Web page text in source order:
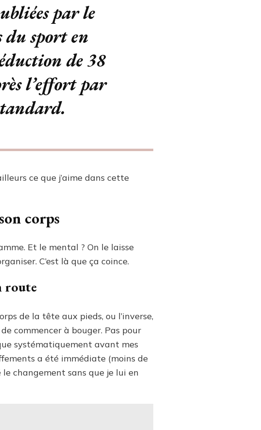
par le
sport en
de 38
l’effort par
ce que j’aime dans cette
corps
Et le mental ? On le laisse
C’est là que ça coince.
route
de la tête aux pieds, ou l’inverse,
commencer à bouger. Pas pour
systématiquement avant mes
a été immédiate (moins de
changement sans que je lui en